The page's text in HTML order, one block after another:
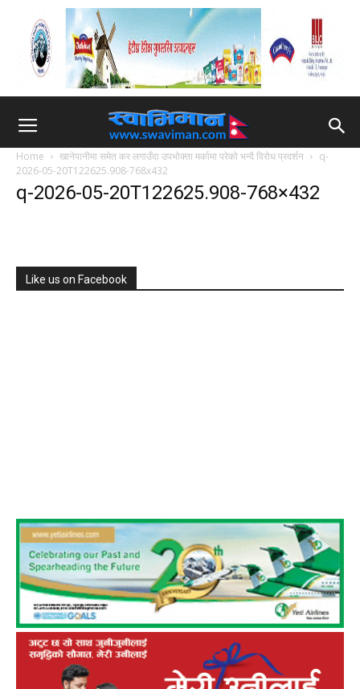
Home खानेपानीमा समेत कर लगाउँदा उपभोक्ता मर्कामा परेको भन्दै विरोध प्रदर्शन
q-
2026-05-20T122625.908-768x432
q-2026-05-20T122625.908-768×432
Like us on Facebook